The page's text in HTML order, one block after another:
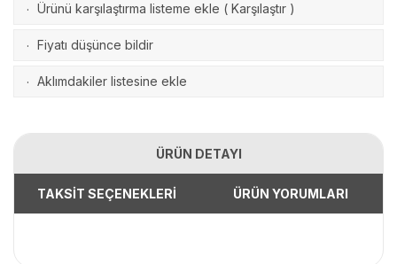
· Ürünü karşılaştırma listeme ekle ( Karşılaştır )
· Fiyatı düşünce bildir
· Aklımdakiler listesine ekle
ÜRÜN DETAYI
TAKSİT SEÇENEKLERİ ÜRÜN YORUMLARI